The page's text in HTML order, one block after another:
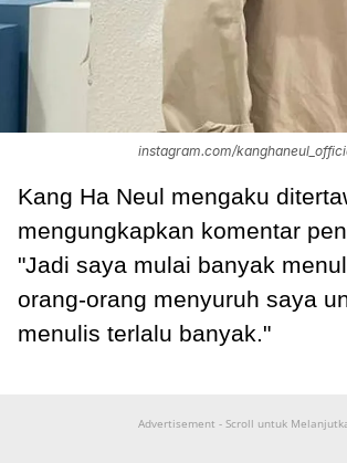
instagram.com/
Kang Ha Neul mengaku
mengungkapkan komentar
"Jadi saya mulai banyak
orang-orang menyuruh saya
menulis terlalu banyak."
Advertisement - Scroll untuk